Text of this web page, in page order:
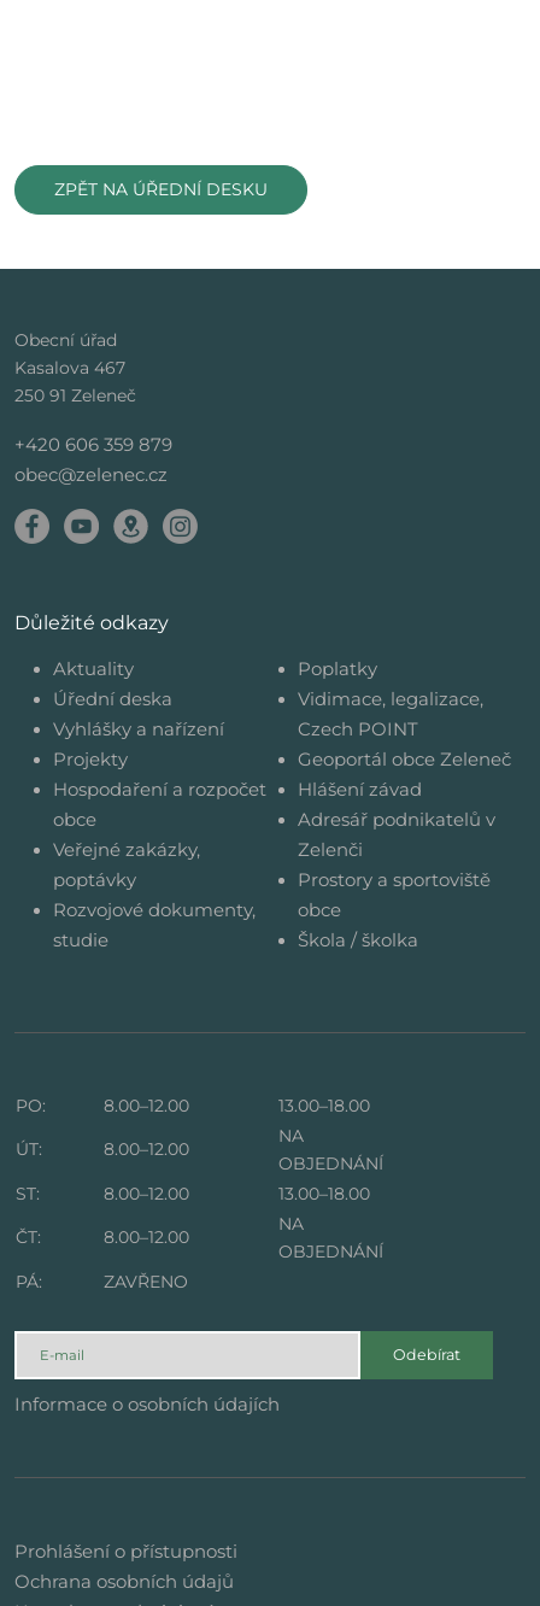
ZPĚT NA ÚŘEDNÍ DESKU
Obecní úřad
Kasalova 467
250 91 Zeleneč
+420 606 359 879
obec@zelenec.cz
Důležité odkazy
Aktuality
Úřední deska
Vyhlášky a nařízení
Projekty
Hospodaření a rozpočet
obce
Veřejné zakázky,
poptávky
Rozvojové dokumenty,
studie
Poplatky
Vidimace, legalizace,
Czech POINT
Geoportál obce Zeleneč
Hlášení závad
Adresář podnikatelů v
Zelenči
Prostory a sportoviště
obce
Škola / školka
PO: 8.00–12.00
13.00–18.00
ÚT:
8.00–12.00
NA
OBJEDNÁNÍ
ST:
8.00–12.00
13.00–18.00
ČT:
8.00–12.00
NA
OBJEDNÁNÍ
PÁ:
ZAVŘENO
Odebírat
Informace o osobních údajích
Prohlášení o přístupnosti
Ochrana osobních údajů